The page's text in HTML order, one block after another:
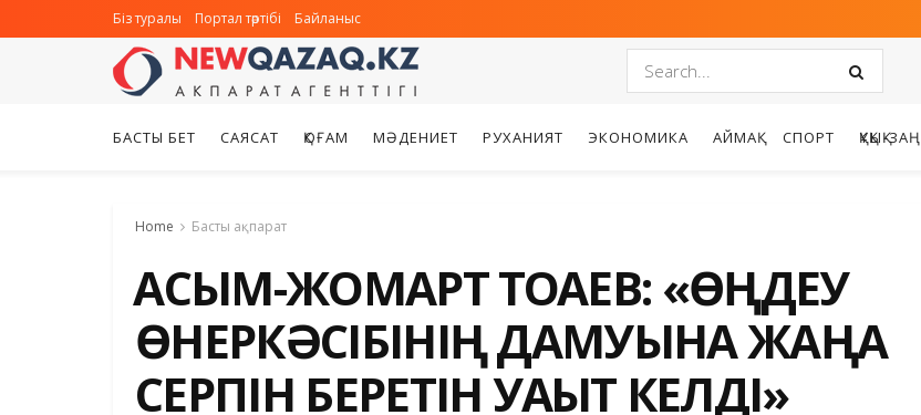
Біз туралы Портал тәртібі Байланыс
БАСТЫ БЕТ САЯСАТ ҚОҒАМ МӘДЕНИЕТ РУХАНИЯТ ЭКОНОМИКА АЙМАҚ СПОРТ ҚҰҚЫҚ-ЗАҢ
Home Басты ақпарат
ҚАСЫМ-ЖОМАРТ ТОҚАЕВ: «ӨҢДЕУ
ӨНЕРКӘСІБІНІҢ ДАМУЫНА ЖАҢА
СЕРПІН БЕРЕТІН УАҚЫТ КЕЛДІ»